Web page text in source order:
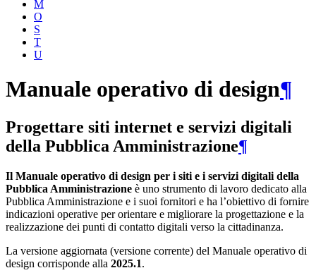
M
O
S
T
U
Manuale operativo di design¶
Progettare siti internet e servizi digitali
della Pubblica Amministrazione¶
Il Manuale operativo di design per i siti e i servizi digitali della
Pubblica Amministrazione è uno strumento di lavoro dedicato alla
Pubblica Amministrazione e i suoi fornitori e ha l’obiettivo di fornire
indicazioni operative per orientare e migliorare la progettazione e la
realizzazione dei punti di contatto digitali verso la cittadinanza.
La versione aggiornata (versione corrente) del Manuale operativo di
design corrisponde alla 2025.1.